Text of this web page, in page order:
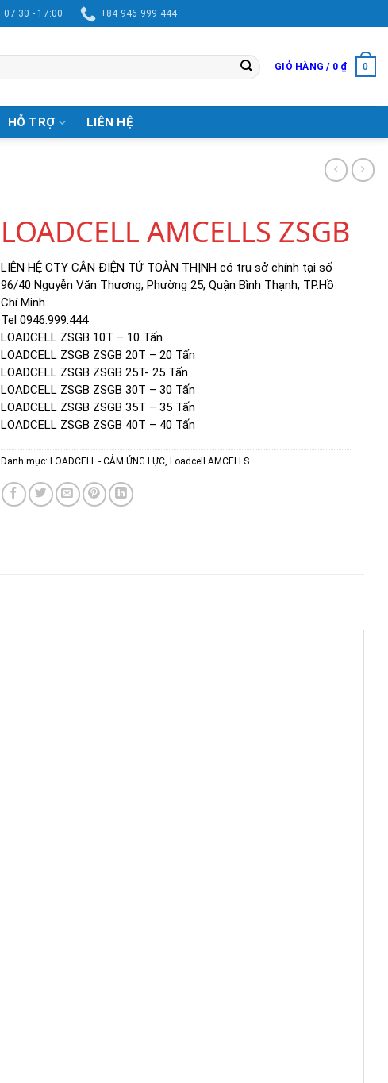
07:30 - 17:00 +84 946 999 444
GIỎ HÀNG / 0 ₫ 0
HỖ TRỢ LIÊN HỆ
LOADCELL AMCELLS ZSGB
LIÊN HỆ CTY CÂN ĐIỆN TỬ TOÀN THỊNH có trụ sở chính tại số
96/40 Nguyễn Văn Thương, Phường 25, Quận Bình Thạnh, TP.Hồ
Chí Minh
Tel 0946.999.444
LOADCELL ZSGB 10T – 10 Tấn
LOADCELL ZSGB ZSGB 20T – 20 Tấn
LOADCELL ZSGB ZSGB 25T- 25 Tấn
LOADCELL ZSGB ZSGB 30T – 30 Tấn
LOADCELL ZSGB ZSGB 35T – 35 Tấn
LOADCELL ZSGB ZSGB 40T – 40 Tấn
Danh mục: LOADCELL - CẢM ỨNG LỰC, Loadcell AMCELLS